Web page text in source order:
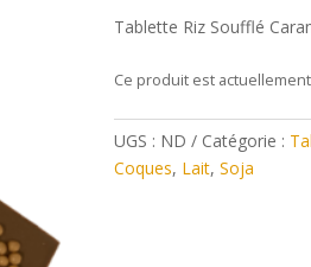
Tablette Riz Soufflé
Ce produit est
UGS : ND Catégorie :
Coques, Lait, Soja